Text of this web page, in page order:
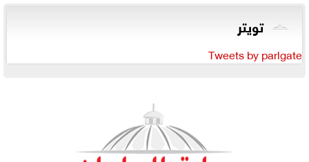
تويتر
Tweets by parlgate